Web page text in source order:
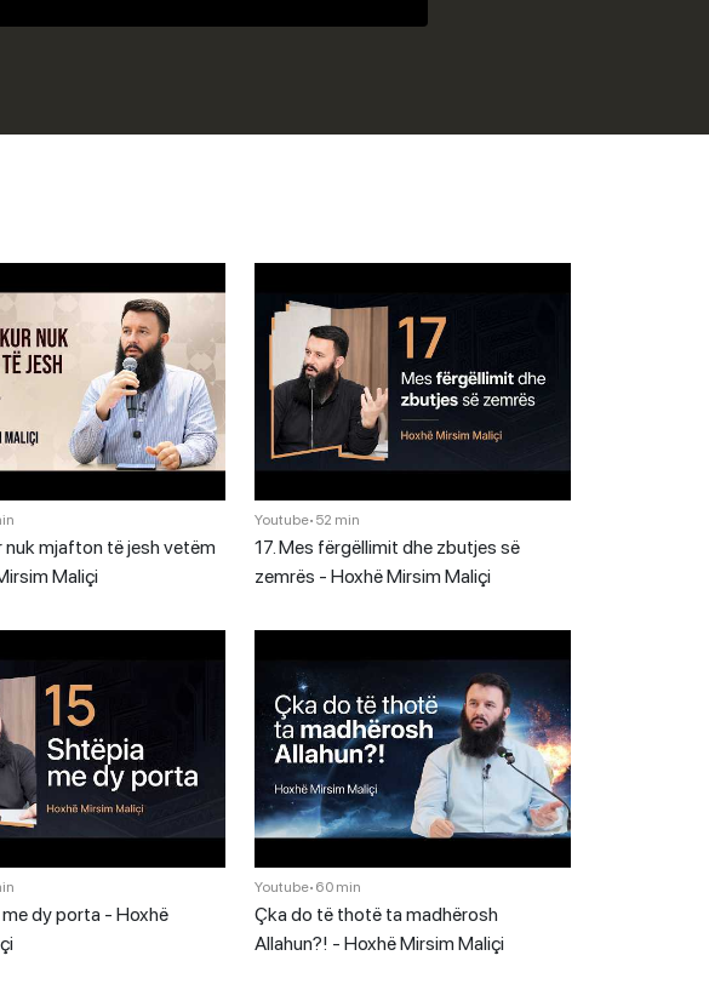
nuk mjafton të jesh vetëm
Maliçi
Youtube• 52 min
17. Mes fërgëllimit dhe zbutjes së
zemrës - Hoxhë Mirsim Maliçi
dy porta - Hoxhë
Youtube• 60 min
Çka do të thotë ta madhërosh
Allahun?! - Hoxhë Mirsim Maliçi